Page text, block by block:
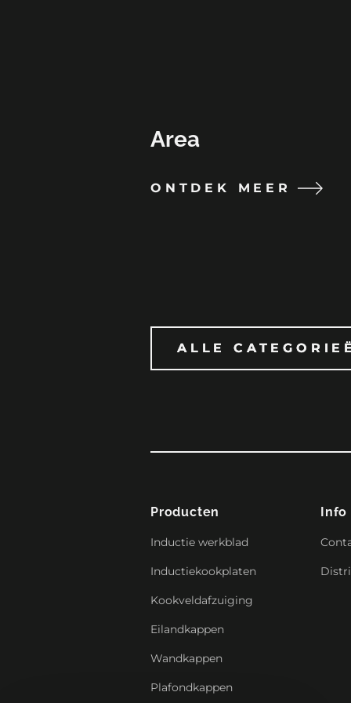
Area
ONTDEK MEER
ALLE
ALLE
Producten
Inductie werkblad
Inductiekookplaten
Kookveldafzuiging
Eilandkappen
Wandkappen
Plafondkappen
Info